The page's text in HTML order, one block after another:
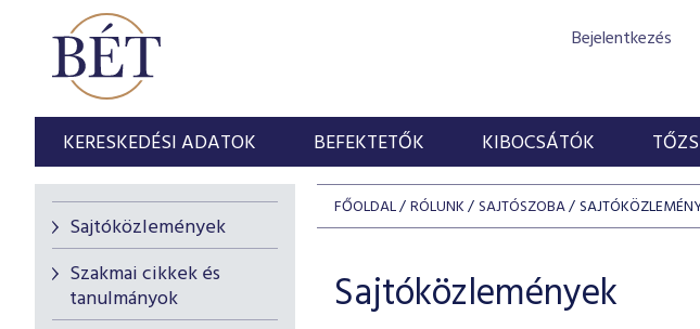
Bejelentkezés
KERESKEDÉSI ADATOK BEFEKTETŐK KIBOCSÁTÓK
Sajtóközlemények
Szakmai cikkek és
tanulmányok
FŐOLDAL RÓLUNK SAJTÓSZOBA
Sajtóközlemények